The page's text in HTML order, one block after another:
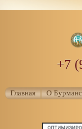
+7
Главная О